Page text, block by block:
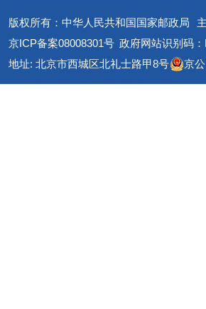
版权所有：中华人民共和国国家邮政局
京ICP备案08008301号 政府网站识别码
地址: 北京市西城区北礼士路甲8号
京